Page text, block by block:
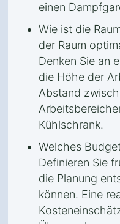
einen
Wie ist die
der Raum
Denken Sie an
die Höhe der
Abstand
Kühlschrank.
Welches
Definieren Sie
die Planung
können. Eine